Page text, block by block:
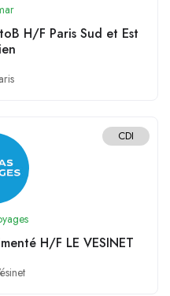
H/F Paris Sud et Est
CDI
H/F LE VESINET